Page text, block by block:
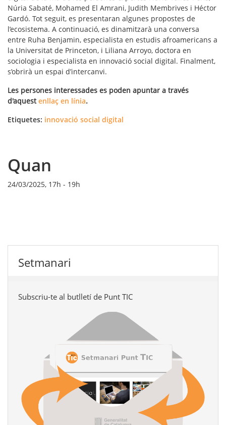
Núria Sabaté, Mohamed El Amrani, Judith Membrives i Héctor
Gardó. Tot seguit, es presentaran algunes propostes de
l’ecosistema. A continuació, es dinamitzarà una conversa
entre Ruha Benjamin, especialista en estudis afroamericans a
la Universitat de Princeton, i Liliana Arroyo, doctora en
sociologia i especialista en innovació social digital. Finalment,
s’obrirà un espai d’intercanvi.
Les persones interessades es poden apuntar a través
d'aquestenllaç en línia.
Etiquetes: innovació social digital
Quan
24/03/2025, 17h - 19h
Setmanari
Subscriu-te al butlletí de Punt TIC